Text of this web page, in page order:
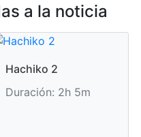
a la noticia
Hachiko 2
Duración: 2h 5m